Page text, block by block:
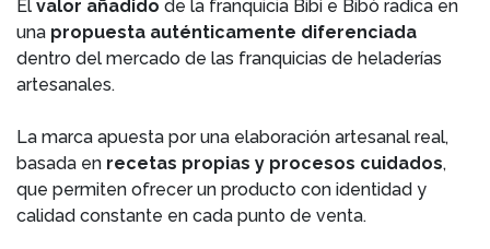
El valor añadido de la franquicia Bibì e Bibò radica en
una propuesta auténticamente diferenciada
dentro del mercado de las franquicias de heladerías
artesanales.
La marca apuesta por una elaboración artesanal real,
basada en recetas propias y procesos cuidados,
que permiten ofrecer un producto con identidad y
calidad constante en cada punto de venta.